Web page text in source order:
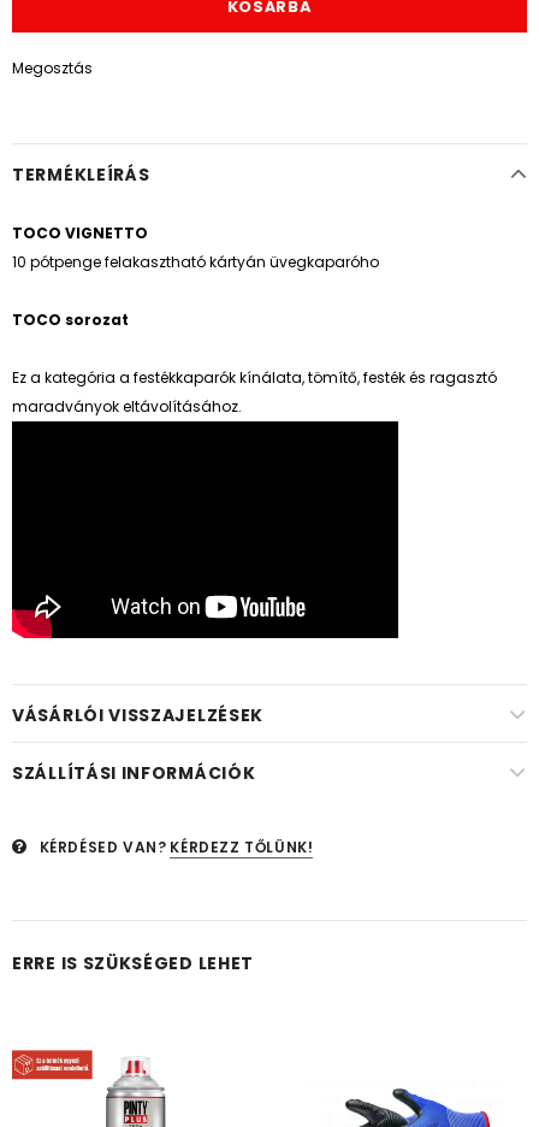
Megosztás
TERMÉKLEÍRÁS
TOCO VIGNETTO
10 pótpenge felakasztható kártyán üvegkaparóho
TOCO sorozat
Ez a kategória a festékkaparók kínálata, tömítő, festék és ragasztó
maradványok eltávolításához.
VÁSÁRLÓI VISSZAJELZÉSEK
SZÁLLÍTÁSI INFORMÁCIÓK
KÉRDÉSED VAN? KÉRDEZZ TŐLÜNK!
ERRE IS SZÜKSÉGED LEHET